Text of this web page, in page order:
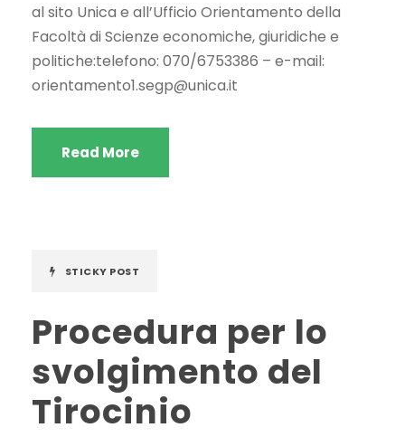
al sito Unica e all’Ufficio Orientamento della
Facoltà di Scienze economiche, giuridiche e
politiche:telefono: 070/6753386 – e-mail:
orientamento1.segp@unica.it
Read More
STICKY POST
Procedura per lo
svolgimento del
Tirocinio